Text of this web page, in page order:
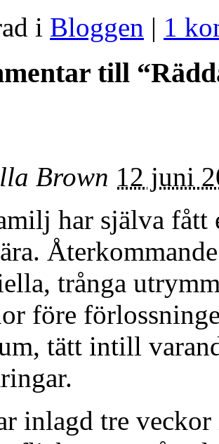
i Bloggen | 1
till
Brown 12 juni
har själva fått
trånga
före
tätt intill
inlagd tre